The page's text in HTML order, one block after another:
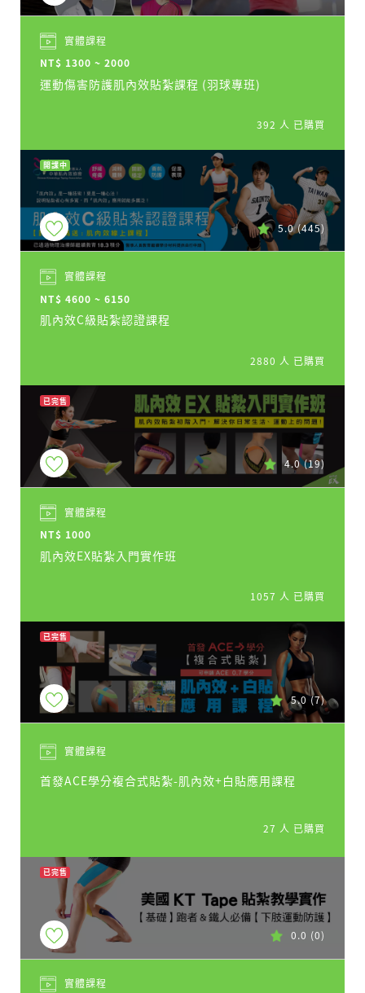
實體課程
NT$ 1300 ~ 2000
運動傷害防護肌內效貼紮課程 (羽球專班)
392 人 已購買
開課中
5.0 (445)
實體課程
NT$ 4600 ~ 6150
肌內效C級貼紮認證課程
2880 人 已購買
已完售
4.0 (19)
實體課程
NT$ 1000
肌內效EX貼紮入門實作班
1057 人 已購買
已完售
5.0 (7)
實體課程
首發ACE學分複合式貼紮-肌內效+白貼應用課程
27 人 已購買
已完售
0.0 (0)
實體課程